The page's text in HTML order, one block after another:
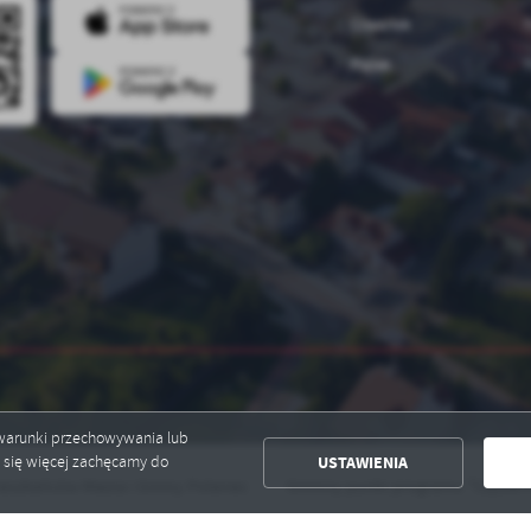
przechowywania lub
więcej zachęcamy do
USTAWIENIA
Czwartek
Piątek
Gminny punkt programu "Czyste Powietrze"